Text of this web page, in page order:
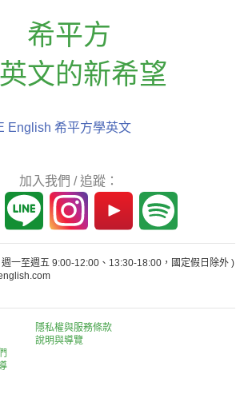
希平方
文的新希望
English 希平方學英文
加入我們 / 追蹤：
週一至週五 9:00-12:00、13:30-18:00，國定假日除外 )
隱私權與服務條款
說明與導覽